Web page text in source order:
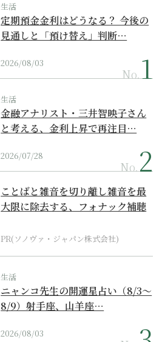
生活
定期預金金利はどうなる？ 今後の
見通しと「預け替え」判断…
2026/08/03
No.
生活
金融アナリスト・三井智映子さん
と考える、金利上昇で再注目…
2026/07/28
No.
ことばと雑音を切り離し雑音を最
大限に除去する、フォナック補聴
PR(ソノヴァ・ジャパン株式会社)
生活
ニャンコ先生の開運星占い（8/3～
8/9）射手座、山羊座…
2026/08/03